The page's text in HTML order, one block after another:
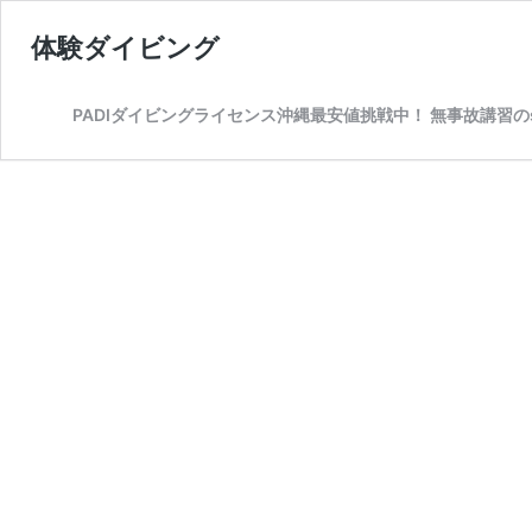
体験ダイビング
PADIダイビングライセンス沖縄最安値挑戦中！ 無事故講習